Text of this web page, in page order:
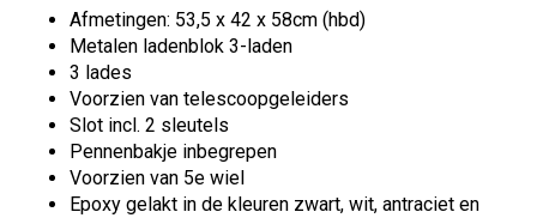
Afmetingen: 53,5 x 42 x 58cm (hbd)
Metalen ladenblok 3-laden
3 lades
Voorzien van telescoopgeleiders
Slot incl. 2 sleutels
Pennenbakje inbegrepen
Voorzien van 5e wiel
Epoxy gelakt in de kleuren zwart, wit, antraciet en